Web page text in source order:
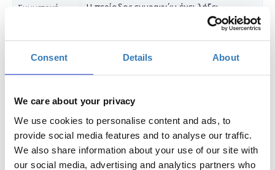
Consent Details About
We care about your privacy
We use cookies to personalise content and ads, to
provide social media features and to analyse our traffic.
We also share information about your use of our site with
our social media, advertising and analytics partners who
Συμμετοχή Η περίοδος εγγραφών έχει λήξει.
Cocktail Function honoring Tech Talent School
Alumnus, οπότε μην το χάσετε!
Πολλοί πιστεύουν ότι στα επόμενα χρόνια η
παγκόσμια παραγωγή αγαθών θα στραφεί προς την